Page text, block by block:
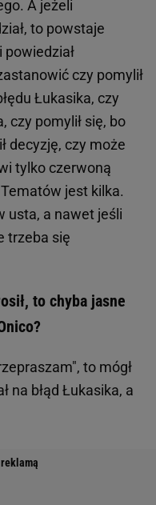
A jeżeli
to powstaje
powiedział
czy pomylił
Łukasika, czy
czy pomylił się, bo
decyzję, czy może
tylko czerwoną
jest kilka.
usta, a nawet jeśli
trzeba się
to chyba jasne
to mógł
na błąd Łukasika, a